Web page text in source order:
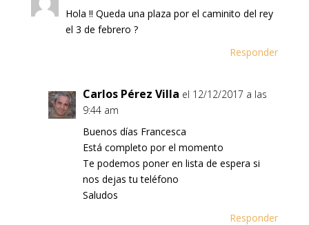
Hola !! Queda una plaza por el caminito del rey
el 3 de febrero ?
Responder
Carlos Pérez Villa el 12/12/2017 a las
9:44 am
Buenos días Francesca
Está completo por el momento
Te podemos poner en lista de espera si
nos dejas tu teléfono
Saludos
Responder